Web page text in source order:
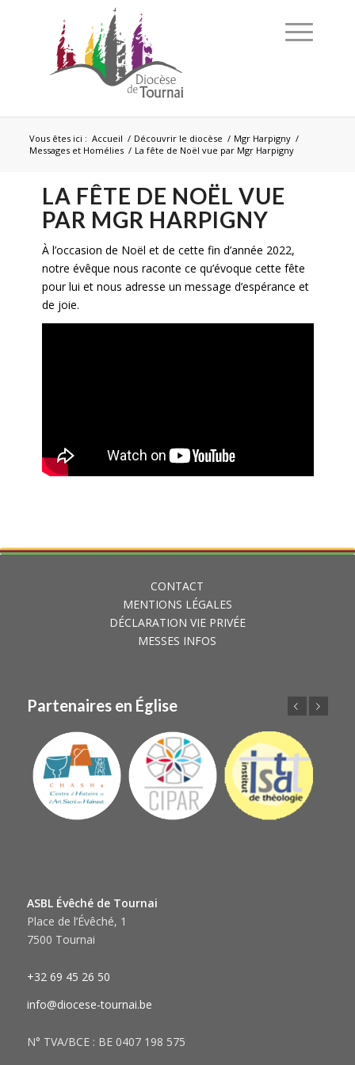
Vous êtes ici : Accueil / Découvrir le diocèse / Mgr Harpigny /
Messages et Homélies / La fête de Noël vue par Mgr Harpigny
LA FÊTE DE NOËL VUE
PAR MGR HARPIGNY
À l’occasion de Noël et de cette fin d’année 2022,
notre évêque nous raconte ce qu’évoque cette fête
pour lui et nous adresse un message d’espérance et
de joie.
CONTACT
MENTIONS LÉGALES
DÉCLARATION VIE PRIVÉE
MESSES INFOS
Partenaires en Église
ASBL Évêché de Tournai
Place de l’Évêché, 1
7500 Tournai
+32 69 45 26 50
info@diocese-tournai.be
N° TVA/BCE : BE 0407 198 575